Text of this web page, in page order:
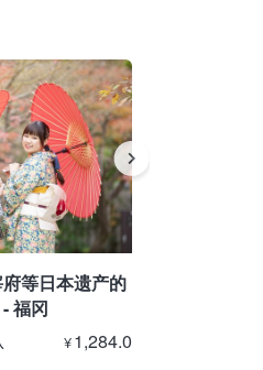
等日本遗产的
「西之都」开运巡游 - 福冈
¥1,284.0